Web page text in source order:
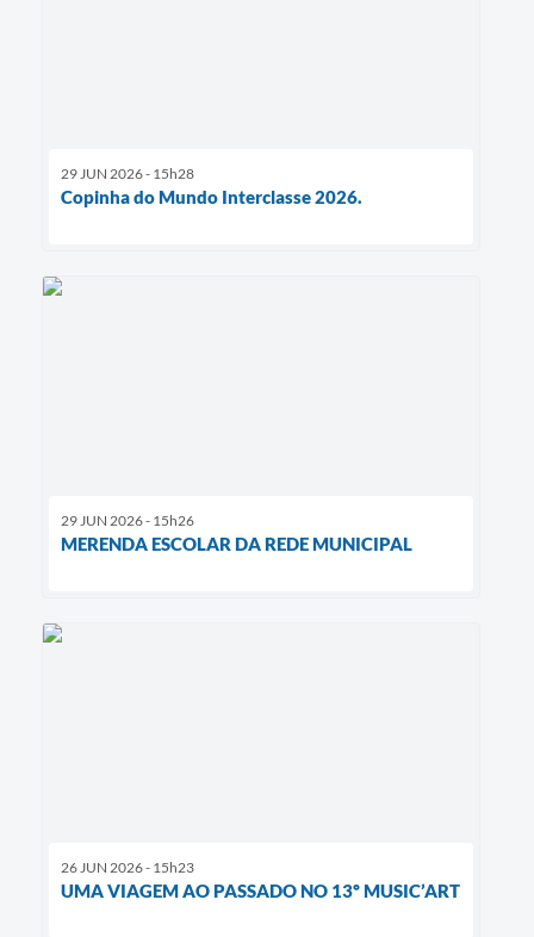
29 JUN 2026 - 15h28
Copinha do Mundo Interclasse 2026.
29 JUN 2026 - 15h26
MERENDA ESCOLAR DA REDE MUNICIPAL
26 JUN 2026 - 15h23
UMA VIAGEM AO PASSADO NO 13º MUSIC’ART